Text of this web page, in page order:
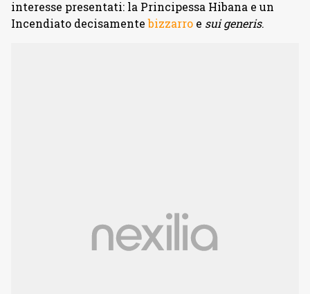
interesse presentati: la Principessa Hibana e un
Incendiato decisamentebizzarro e sui generis.